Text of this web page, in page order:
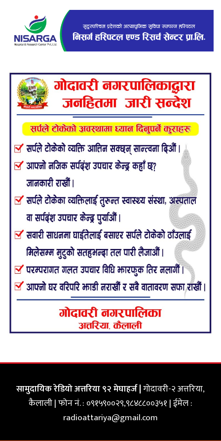
सामुदायिक रेडियो अत्तरिया ९२ मेघाहर्ज |गोदावरी-२ अत्तरिया,
कैलाली | फोन नं. : ०९१५९००२९,९८४८८००३५१ | ईमेल :
radioattariya@gmail.com